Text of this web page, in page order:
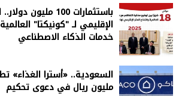
باستثمارات 100 مليون
الإقليمي لـ "كونيكتا"
خدمات الذكاء الاصطناعي
مليون ريال في دعوى تحكيم